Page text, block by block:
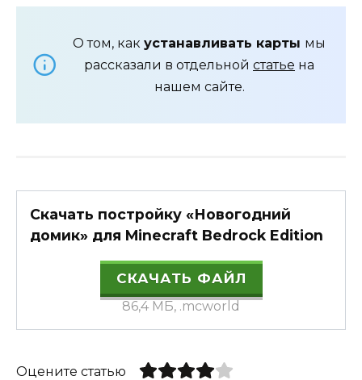
О том, как устанавливать карты мы
рассказали в отдельной статье на
нашем сайте.
Скачать постройку «Новогодний
домик» для Minecraft Bedrock Edition
СКАЧАТЬ ФАЙЛ
86,4 МБ, .mcworld
Оцените статью